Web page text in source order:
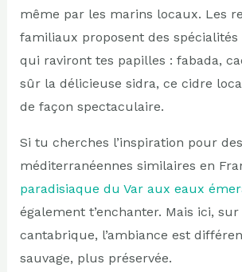
même par les marins locaux. Les
familiaux proposent des spécialités
qui raviront tes papilles : fabada,
sûr la délicieuse sidra, ce cidre
de façon spectaculaire.
Si tu cherches l’inspiration pour
méditerranéennes similaires en
paradisiaque du Var aux eaux
également t’enchanter. Mais ici,
cantabrique, l’ambiance est
sauvage, plus préservée.